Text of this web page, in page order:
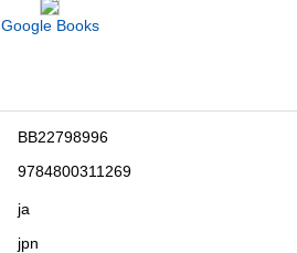
Google Books
BB22798996
9784800311269
ja
jpn